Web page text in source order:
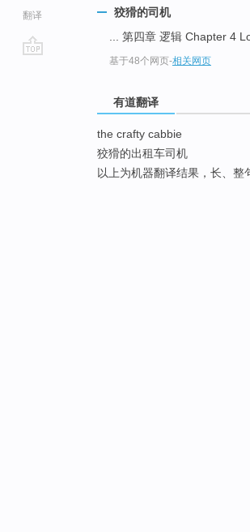
翻译
狡猾的司机
... 第四章 逻辑 Chapter 4
基于48个网页-相关网页
有道翻译
the crafty cabbie
狡猾的出租车司机
以上为机器翻译结果，长、整